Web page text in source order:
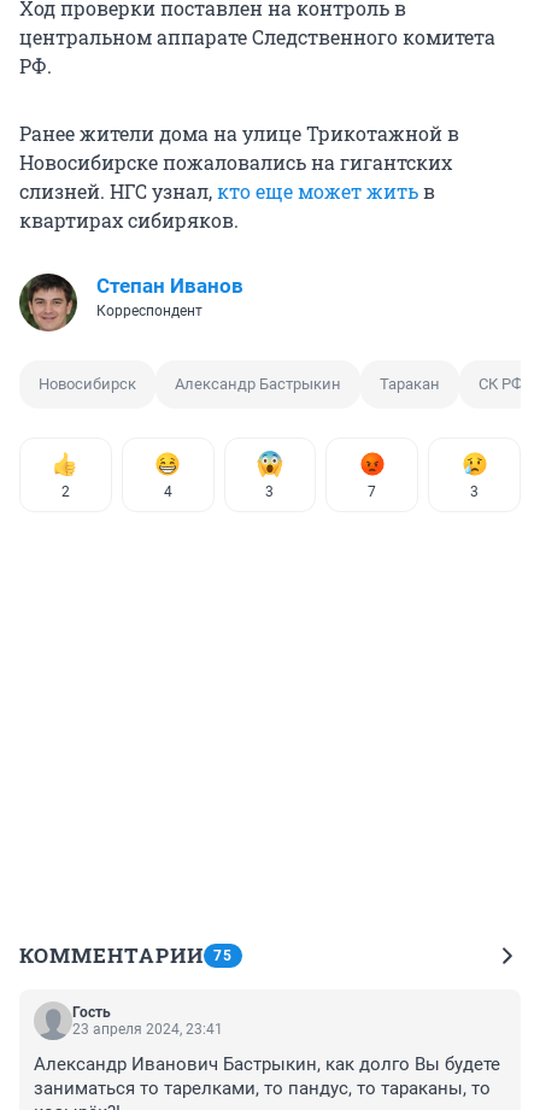
Ход проверки поставлен на контроль в
центральном аппарате Следственного комитета
РФ.
Ранее жители дома на улице Трикотажной в
Новосибирске пожаловались на гигантских
слизней. НГС узнал,кто еще может житьв
квартирах сибиряков.
Степан Иванов
Корреспондент
Новосибирск Александр Бастрыкин Таракан СК РФ
2 4 3 7 3
КОММЕНТАРИИ 75
Гость
23 апреля 2024, 23:41
Александр Иванович Бастрыкин, как долго Вы будете
заниматься то тарелками, то пандус, то тараканы, то